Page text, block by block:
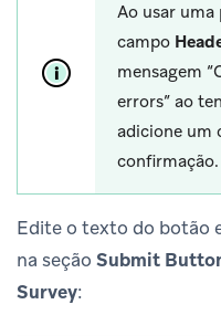
Ao usar
campo
mensagem
errors” ao
adicione um
confirmação.
Edite o texto do botão
na seção Submit
Survey: